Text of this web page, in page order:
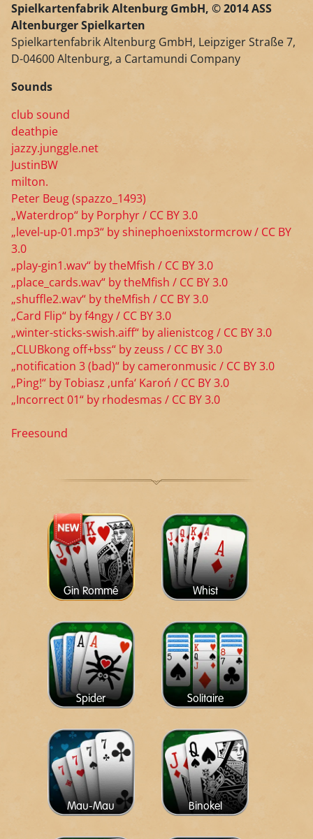
Spielkartenfabrik Altenburg GmbH, © 2014 ASS
Altenburger Spielkarten
Spielkartenfabrik Altenburg GmbH, Leipziger Straße 7,
D-04600 Altenburg, a Cartamundi Company
Sounds
club sound
deathpie
jazzy.junggle.net
JustinBW
milton.
Peter Beug (spazzo_1493)
„Waterdrop“ by Porphyr / CC BY 3.0
„level-up-01.mp3“ by shinephoenixstormcrow / CC BY
3.0
„play-gin1.wav“ by theMfish / CC BY 3.0
„place_cards.wav“ by theMfish / CC BY 3.0
„shuffle2.wav“ by theMfish / CC BY 3.0
„Card Flip“ by f4ngy / CC BY 3.0
„winter-sticks-swish.aiff“ by alienistcog / CC BY 3.0
„CLUBkong off+bss“ by zeuss / CC BY 3.0
„notification 3 (bad)“ by cameronmusic / CC BY 3.0
„Ping!“ by Tobiasz ‚unfa‘ Karoń / CC BY 3.0
„Incorrect 01“ by rhodesmas / CC BY 3.0
Freesound
Gin Rommé Whist
Spider Solitaire
Mau-Mau Binokel